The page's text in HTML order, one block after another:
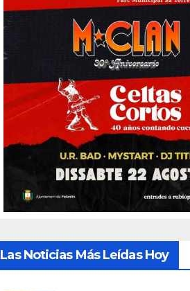
Las Noticias Más Leídas Hoy